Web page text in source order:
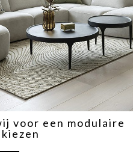
voor een modulaire